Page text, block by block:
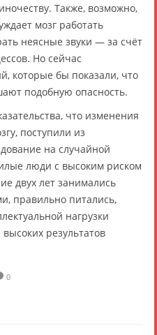
Также, возможно,
мозг работать
неясные звуки — за счёт
Но сейчас
которые бы показали, что
подобную опасность.
что изменения
поступили из
на случайной
люди с высоким риском
двух лет занимались
правильно питались,
нагрузки
результатов
0